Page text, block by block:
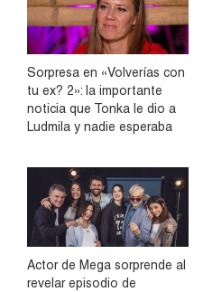
Sorpresa en «Volverías con
tu ex? 2»: la importante
noticia que Tonka le dio a
Ludmila y nadie esperaba
Actor de Mega sorprende al
revelar episodio de